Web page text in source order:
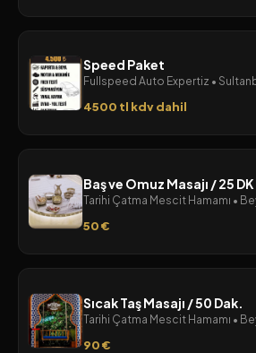
Speed Paket
Fullspeed Auto Expertiz •
4500 tl kdv dahil
Baş ve Omuz Masajı / 25 DK
Tarihi Çatma Mescit Hamamı •
50 €
Sıcak Taş Masajı / 50 Dak.
Tarihi Çatma Mescit Hamamı •
90 €